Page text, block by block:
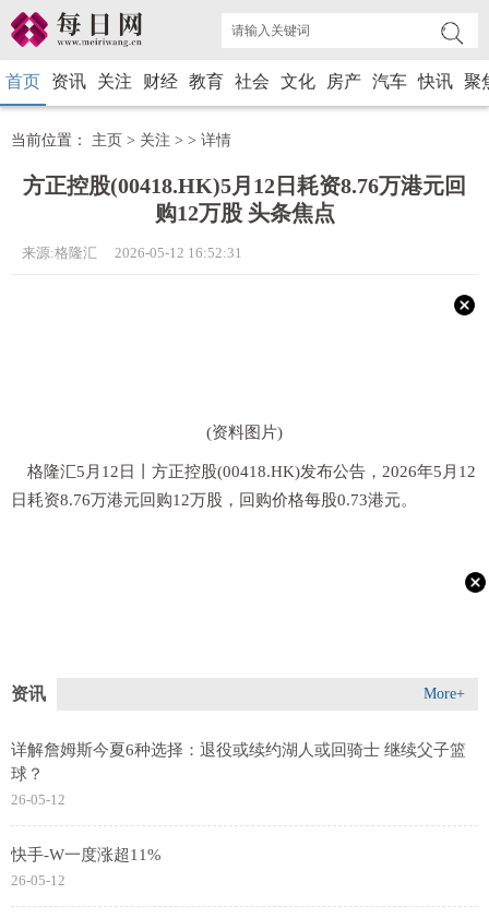
首页 资讯 关注 财经 教育 社会 文化 房产 汽车 快讯 聚
当前位置： 主页 > 关注 > > 详情
方正控股(00418.HK)5月12日耗资8.76万港元回
购12万股 头条焦点
来源:格隆汇 2026-05-12 16:52:31
(资料图片)
格隆汇5月12日丨方正控股(00418.HK)发布公告，2026年5月12
日耗资8.76万港元回购12万股，回购价格每股0.73港元。
资讯 More+
详解詹姆斯今夏6种选择：退役或续约湖人或回骑士 继续父子篮
球？
26-05-12
快手-W一度涨超11%
26-05-12